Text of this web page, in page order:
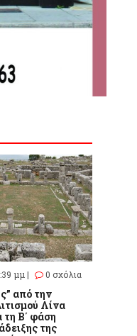
μμ | 0 σχόλια
από την
Λίνα
Β΄ φάση
της